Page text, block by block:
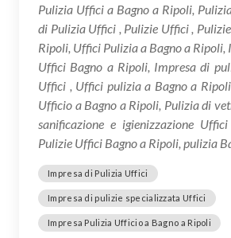
Pulizia Uffici a Bagno a Ripoli,
di Pulizia Uffici , Pulizie Uffici ,
Ripoli, Uffici Pulizia a Bagno a Ripoli,
Uffici Bagno a Ripoli, Impresa di
Uffici , Uffici pulizia a Bagno a
Ufficio a Bagno a Ripoli, Pulizia di
sanificazione e igienizzazione
Pulizie Uffici Bagno a Ripoli, pulizia
Impresa di Pulizia Uffici
Impresa di pulizie specializzata Uffici
Impresa Pulizia Ufficio a Bagno a Ripoli